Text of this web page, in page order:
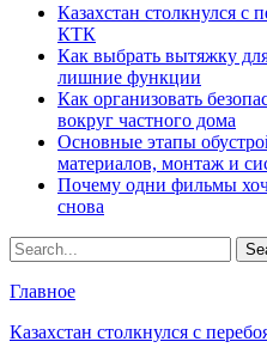
Казахстан столкнулся с
КТК
Как выбрать вытяжку
лишние функции
Как организовать
вокруг частного дома
Основные этапы
материалов, монтаж и
Почему одни фильмы
снова
Главное
Казахстан столкнулся с